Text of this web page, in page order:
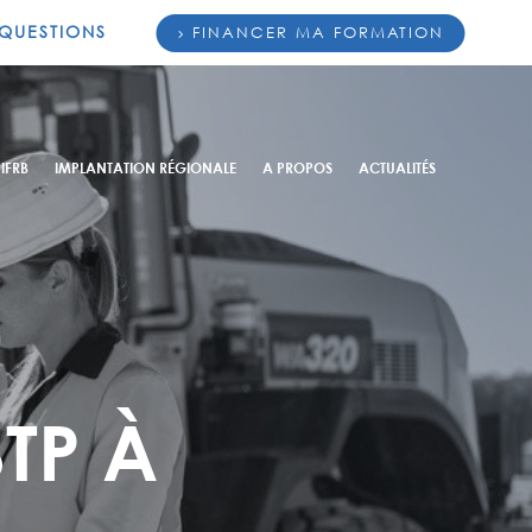
FINANCER MA FORMATION
IMPLANTATION RÉGIONALE A PROPOS ACTUALITÉS
À